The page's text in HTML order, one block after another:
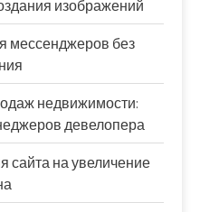
изображений
мессенджеров без
недвижимости:
девелопера
сайта на увеличение